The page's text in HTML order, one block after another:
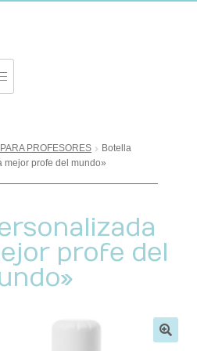
PROFESORES
Botella
mejor profe del mundo»
profe del